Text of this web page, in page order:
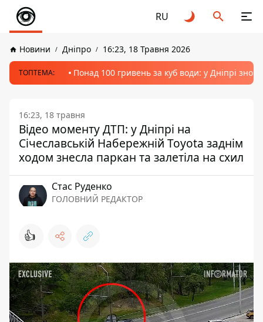
RU
Новини Дніпро 16:23, 18 Травня 2026
ТОПТЕМА: Понад 100 гривень за куб води: у Дніпрі
16:23, 18 травня
Відео моменту ДТП: у Дніпрі на
Січеславській Набережній Toyota заднім
ходом знесла паркан та залетіла на схил
Стас Руденко
ГОЛОВНИЙ РЕДАКТОР
👍